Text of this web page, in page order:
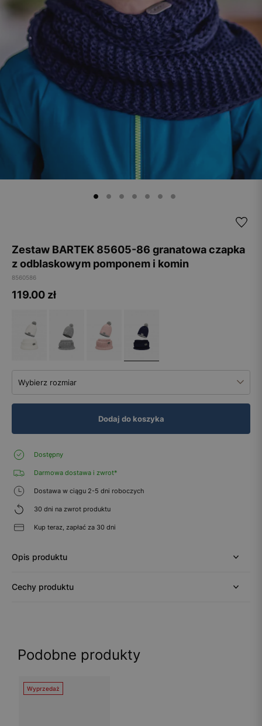
Zestaw BARTEK 85605-86 granatowa czapka
z odblaskowym pomponem i komin
8560586
119.00 zł
Wybierz rozmiar
Dodaj do koszyka
Dostępny
Darmowa dostawa i zwrot*
Dostawa w ciągu 2-5 dni roboczych
30 dni na zwrot produktu
Kup teraz, zapłać za 30 dni
Opis produktu
Cechy produktu
Podobne produkty
Wyprzedaż